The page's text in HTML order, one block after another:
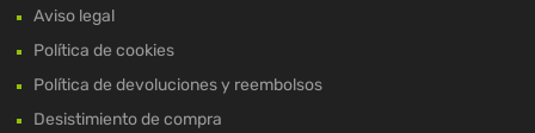
Aviso legal
Política de cookies
Política de devoluciones y reembolsos
Desistimiento de compra